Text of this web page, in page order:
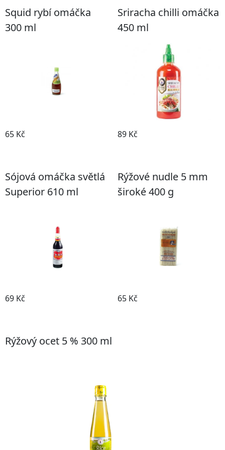
Squid rybí omáčka
300 ml
65 Kč
Sriracha chilli omáčka
450 ml
89 Kč
Sójová omáčka světlá
Superior 610 ml
69 Kč
Rýžové nudle 5 mm
široké 400 g
65 Kč
Rýžový ocet 5 % 300 ml